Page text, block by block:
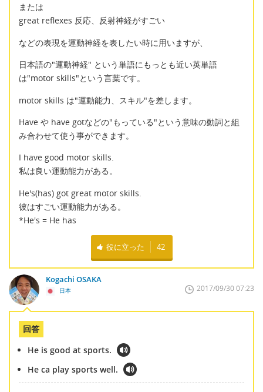
または
great reflexes 反応、反射神経がすごい
などの表現を運動神経を表したい時に用いますが、
日本語の"運動神経" という単語にもっとも近い英単語
は"motor skills"という言葉です。
motor skills は"運動能力、スキル"を差します。
Have や have gotなどの"もっている"という意味の動詞と組
み合わせて使う事ができます。
I have good motor skills.
私は良い運動能力がある。
He's(has) got great motor skills.
彼はすごい運動能力がある。
*He's = He has
役に立った 42
Kogachi OSAKA
日本 2017/09/30 07:23
回答
He is good at sports.
He ca play sports well.